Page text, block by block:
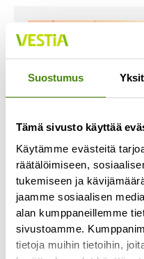
Suostumus
Tämä sivusto käyttää
Käytämme evästeitä
räätälöimiseen,
tukemiseen ja
jaamme sosiaalisen
alan kumppaneillemme
sivustoamme.
tietoja muihin tietoihin,
Kesä
roskapussille!